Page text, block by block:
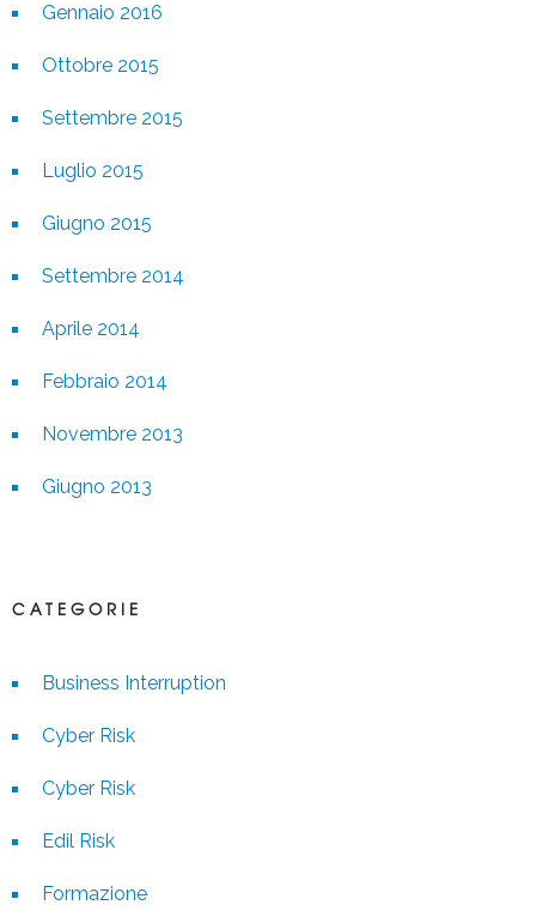
Gennaio 2016
Ottobre 2015
Settembre 2015
Luglio 2015
Giugno 2015
Settembre 2014
Aprile 2014
Febbraio 2014
Novembre 2013
Giugno 2013
CATEGORIE
Business Interruption
Cyber Risk
Cyber Risk
Edil Risk
Formazione